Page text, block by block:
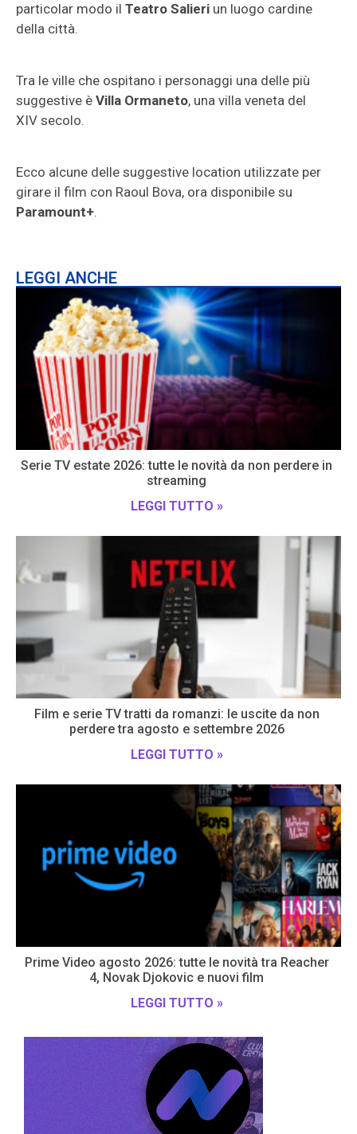
particolar modo il Teatro Salieri un luogo cardine
della città.
Tra le ville che ospitano i personaggi una delle più
suggestive è Villa Ormaneto, una villa veneta del
XIV secolo.
Ecco alcune delle suggestive location utilizzate per
girare il film con Raoul Bova, ora disponibile su
Paramount+.
LEGGI ANCHE
Serie TV estate 2026: tutte le novità da non perdere in
streaming
LEGGI TUTTO »
Film e serie TV tratti da romanzi: le uscite da non
perdere tra agosto e settembre 2026
LEGGI TUTTO »
Prime Video agosto 2026: tutte le novità tra Reacher
4, Novak Djokovic e nuovi film
LEGGI TUTTO »